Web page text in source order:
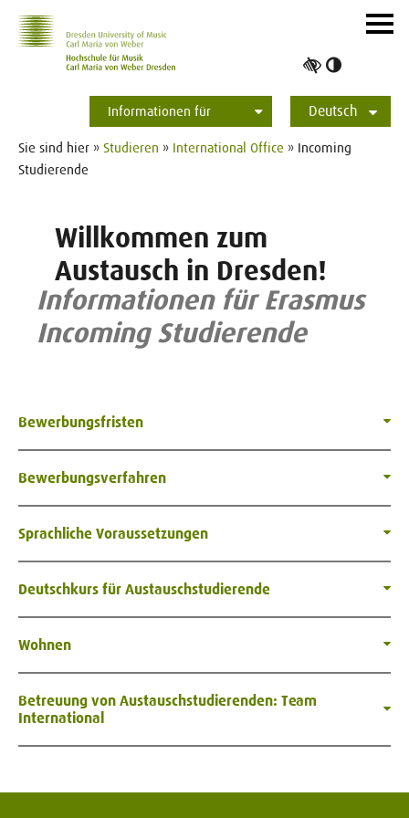
Informationen für
Studierende
Bewerber*innen
International
Presse
Alumni
Deutsch
English
ein-/
Sie sind hier » Studieren » International Office » Incoming
Studierende
Willkommen zum
Austausch in Dresden!
Informationen für Erasmus
Incoming Studierende
Bewerbungsfristen
Bewerbungsverfahren
Sprachliche Voraussetzungen
Deutschkurs für Austauschstudierende
Wohnen
Betreuung von Austauschstudierenden: Team
International